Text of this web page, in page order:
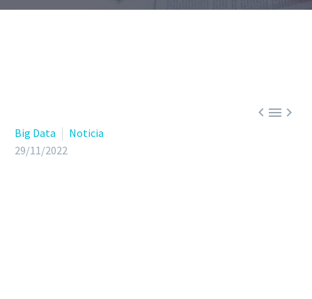

Big Data
Noticia
29/11/2022